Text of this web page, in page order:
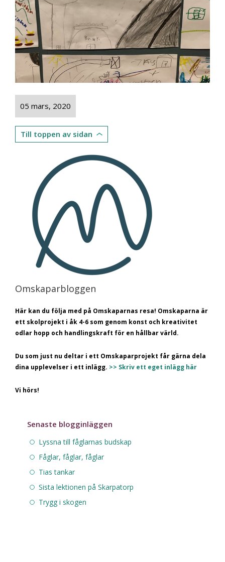
05 mars, 2020
Till toppen av sidan
Omskaparbloggen
Här kan du följa med på Omskaparnas resa! Omskaparna är
ett skolprojekt i åk 4-6 som genom konst och kreativitet
odlar hopp och handlingskraft för en hållbar värld.
Du som just nu deltar i ett Omskaparprojekt får gärna dela
dina upplevelser i ett inlägg. >> Skriv ett eget inlägg här
Vi hörs!
Senaste blogginläggen
Lyssna till fåglarnas budskap
Fåglar, fåglar, fåglar
Tias tankar
Sista lektionen på Skarpatorp
Trygg i skogen